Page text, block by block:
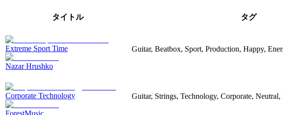
タイトル タグ
Extreme Sport Time
Nazar Hrushko
Guitar, Beatbox, Sport, Production, Happy,
Corporate Technology
ForestMusic
Guitar, Strings, Technology, Corporate,